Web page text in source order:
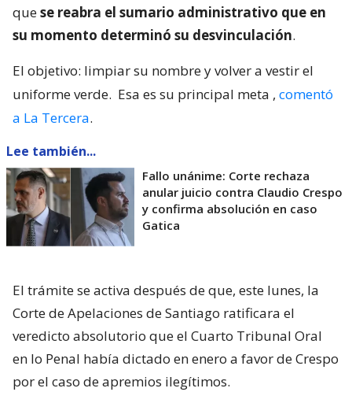
quese reabra el sumario administrativo que en
su momento determinó su desvinculación.
El objetivo: limpiar su nombre y volver a vestir el
uniforme verde. Esa es su principal meta , comentó
a La Tercera.
Lee también...
Fallo unánime: Corte rechaza
anular juicio contra Claudio Crespo
y confirma absolución en caso
Gatica
El trámite se activa después de que, este lunes, la
Corte de Apelaciones de Santiago ratificara el
veredicto absolutorio que el Cuarto Tribunal Oral
en lo Penal había dictado en enero a favor de Crespo
por el caso de apremios ilegítimos.